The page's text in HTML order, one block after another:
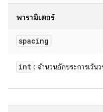
พารามิเตอร์
spacing
int : จำนวนอักขระการเว้นว